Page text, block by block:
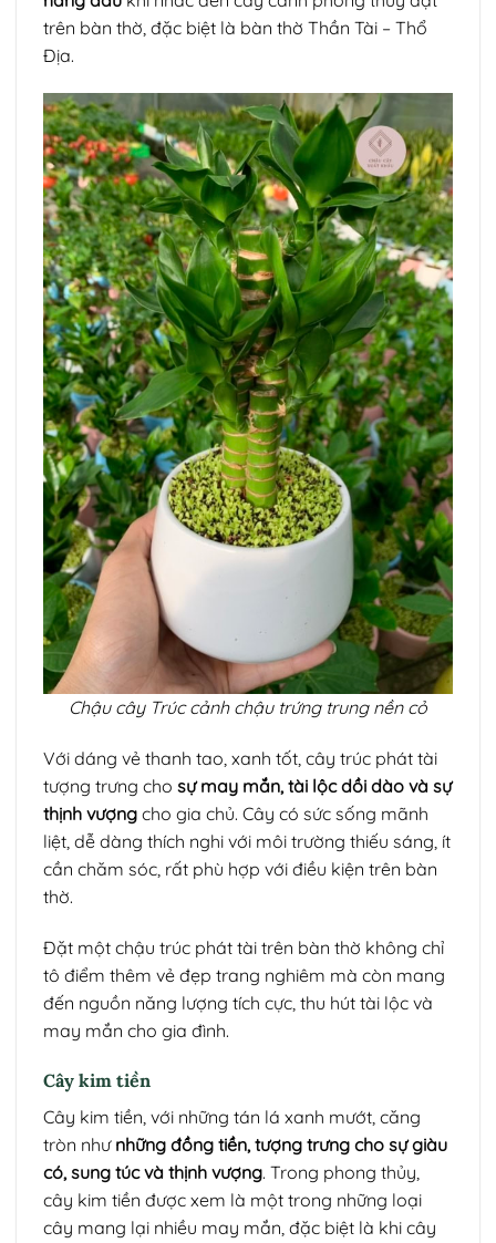
trên bàn thờ, đặc biệt là bàn thờ Thần Tài – Thổ
Địa.
Chậu cây Trúc cảnh chậu trứng trung nền cỏ
Với dáng vẻ thanh tao, xanh tốt, cây trúc phát tài
tượng trưng cho sự may mắn, tài lộc dồi dào và sự
thịnh vượng cho gia chủ. Cây có sức sống mãnh
liệt, dễ dàng thích nghi với môi trường thiếu sáng, ít
cần chăm sóc, rất phù hợp với điều kiện trên bàn
thờ.
Đặt một chậu trúc phát tài trên bàn thờ không chỉ
tô điểm thêm vẻ đẹp trang nghiêm mà còn mang
đến nguồn năng lượng tích cực, thu hút tài lộc và
may mắn cho gia đình.
Cây kim tiền
Cây kim tiền, với những tán lá xanh mướt, căng
tròn như những đồng tiền, tượng trưng cho sự giàu
có, sung túc và thịnh vượng. Trong phong thủy,
cây kim tiền được xem là một trong những loại
cây mang lại nhiều may mắn, đặc biệt là khi cây